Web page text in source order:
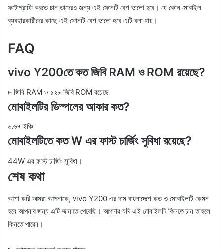
ফটোগ্রাফি করতে চান তাদেরও জন্য এই ফোনটি বেশ ভালো হবে। যে কোন মোবাইল
ব্যবহারকারীদের কাছে এই ফোনটি বেশ ভালো হবে এটি বলা যায়।
FAQ
vivo Y200তে কত জিবি RAM ও ROM রয়েছে?
৮ জিবি RAM ও ১২৮ জিবি ROM রয়েছে
মোবাইলটির ডিস্পলের আকার কত?
৬.৬৭ ইঞ্চি
মোবাইলটিতে কত W এর ফাস্ট চার্জিং সুবিধা রয়েছে?
44W এর ফাস্ট চার্জিং সুবিধা।
শেষ কথা
আশা করি আমরা আপনাকে, vivo Y200 এর দাম বাংলাদেশে কত ও মোবাইলটি কেমন
হবে আপনার জন্য এটি জানাতে পেরেছি। আপনার যদি এই মোবাইলটি কিনতে চান তাহলে
কিনতে পারেন।